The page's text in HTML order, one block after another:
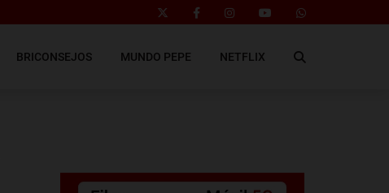
BRICONSEJOS MUNDO PEPE NETFLIX